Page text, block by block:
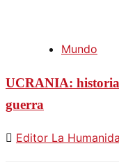
Mundo
UCRANIA:
guerra
Editor La